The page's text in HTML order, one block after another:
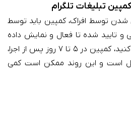
تبلیغات تلگرام
شدن توسط افراک، کمپین باید توسط
و تایید شده تا فعال و نمایش داده
شود. توجه کنید، کمپین در ۵ تا ۷ روز پس از اجرا،
است و این روند ممکن است کمی